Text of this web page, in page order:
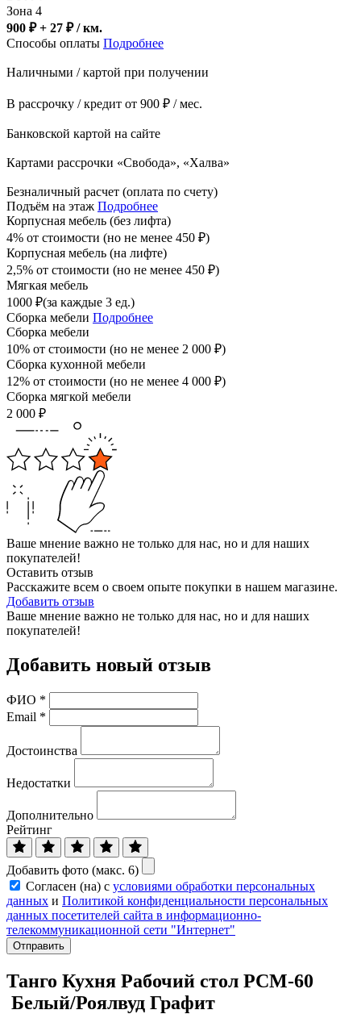
Зона 4
900 ₽ + 27 ₽/ км.
Способы оплаты Подробнее
Наличными / картой при получении
В рассрочку / кредит от 900 ₽ / мес.
Банковской картой на сайте
Картами рассрочки «Свобода», «Халва»
Безналичный расчет (оплата по счету)
Подъём на этаж Подробнее
Корпусная мебель (без лифта)
4% от стоимости (но не менее 450 ₽)
Корпусная мебель (на лифте)
2,5% от стоимости (но не менее 450 ₽)
Мягкая мебель
1000 ₽(за каждые 3 ед.)
Сборка мебели Подробнее
Сборка мебели
10% от стоимости (но не менее 2 000 ₽)
Сборка кухонной мебели
12% от стоимости (но не менее 4 000 ₽)
Сборка мягкой мебели
2 000 ₽
Ваше мнение важно не только для нас, но и для наших
покупателей!
Оставить отзыв
Расскажите всем о своем опыте покупки в нашем магазине.
Добавить отзыв
Ваше мнение важно не только для нас, но и для наших
покупателей!
Добавить новый отзыв
ФИО *
Email *
Достоинства
Недостатки
Дополнительно
Рейтинг
Добавить фото (макс. 6)
Согласен (на) с условиями обработки персональных
данных и Политикой конфиденциальности персональных
данных посетителей сайта в информационно-
телекоммуникационной сети "Интернет"
Отправить
Танго Кухня Рабочий стол РСМ-60
Белый/Роялвуд Графит